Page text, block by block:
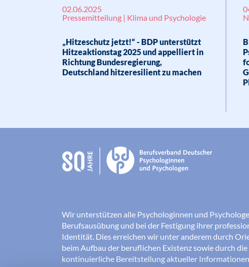
02.06.2025
Pressemitteilung | Klima und Psychologie
„Hitzeschutz jetzt!“ - BDP unterstützt
Hitzeaktionstag 2025 und appelliert in
Richtung Bundesregierung,
Deutschland hitzeresilient zu machen
Wir unterstützen alle Psychologinnen und
Berufsausübung und bei der Festigung ihrer
Identität. Dies erreichen wir unter anderem durch
beim Aufbau der beruflichen Existenz sowie durch die
kontinuierliche Bereitstellung aktueller